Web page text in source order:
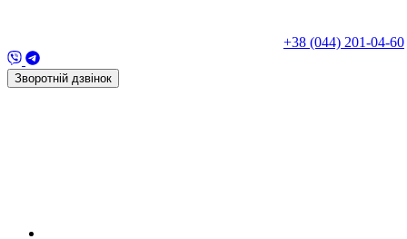
+38 (044) 201-04-60
Зворотній дзвінок